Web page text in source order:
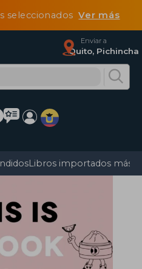
seleccionadosVer más
Enviar a
Quito, Pichincha
Libros importados más